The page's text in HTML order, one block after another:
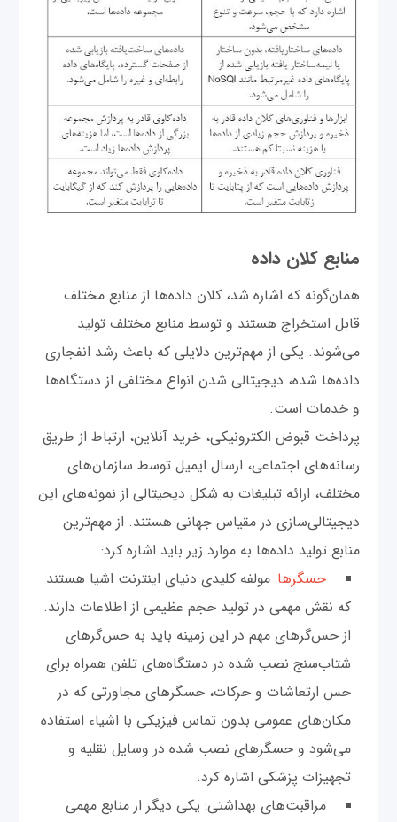
منابع کلان داده
همان‌گونه که اشاره شد، کلان داده‌ها از منابع مختلف
قابل استخراج هستند و توسط منابع مختلف تولید
می‌شوند. یکی از مهم‌ترین دلایلی که باعث رشد انفجاری
داده‌ها شده، دیجیتالی شدن انواع مختلفی از دستگاه‌ها
و خدمات است.
پرداخت قبوض الکترونیکی، خرید آنلاین، ارتباط از طریق
رسانه‌های اجتماعی، ارسال ایمیل توسط سازمان‌های
مختلف، ارائه تبلیغات به شکل دیجیتالی از نمونه‌های این
دیجیتالی‌سازی در مقیاس جهانی هستند. از مهم‌ترین
منابع تولید داده‌ها به موارد زیر باید اشاره کرد:
حسگرها: مولفه کلیدی دنیای اینترنت اشیا هستند
که نقش مهمی در تولید حجم عظیمی از اطلاعات دارند.
از حس‌گرهای مهم در این زمینه باید به حس‌گرهای
شتاب‌سنج نصب شده در دستگاه‌های تلفن همراه برای
حس ارتعاشات و حرکات، حسگرهای مجاورتی که در
مکان‌های عمومی بدون تماس فیزیکی با اشیاء استفاده
می‌شود و حسگرهای نصب شده در وسایل نقلیه و
تجهیزات پزشکی اشاره کرد.
مراقبت‌های بهداشتی: یکی دیگر از منابع مهمی